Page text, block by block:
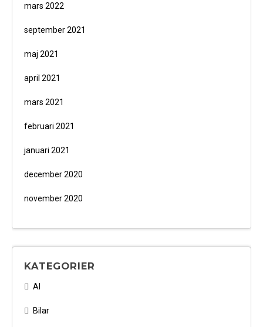
mars 2022
september 2021
maj 2021
april 2021
mars 2021
februari 2021
januari 2021
december 2020
november 2020
KATEGORIER
AI
Bilar